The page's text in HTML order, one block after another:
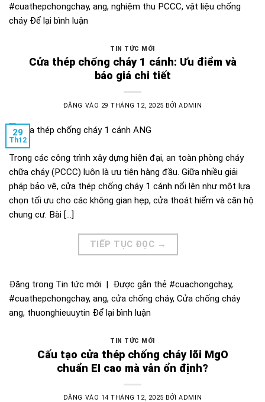
#cuathepchongchay, ang, nghiệm thu PCCC, vật liệu chống
cháy Để lại bình luận
TIN TỨC MỚI
Cửa thép chống cháy 1 cánh: Ưu điểm và
báo giá chi tiết
ĐĂNG VÀO 29 THÁNG 12, 2025 BỞIADMIN
29
Th12
Trong các công trình xây dựng hiện đại, an toàn phòng cháy
chữa cháy (PCCC) luôn là ưu tiên hàng đầu. Giữa nhiều giải
pháp bảo vệ, cửa thép chống cháy 1 cánh nổi lên như một lựa
chọn tối ưu cho các không gian hẹp, cửa thoát hiểm và căn hộ
chung cư. Bài […]
TIẾP TỤC ĐỌC →
Đăng trong Tin tức mới | Được gắn thẻ #cuachongchay,
#cuathepchongchay, ang, cửa chống cháy, Cửa chống cháy
ang, thuonghieuuytin Để lại bình luận
TIN TỨC MỚI
Cấu tạo cửa thép chống cháy lõi MgO
chuẩn EI cao mà vẫn ổn định?
ĐĂNG VÀO 14 THÁNG 12, 2025 BỞIADMIN